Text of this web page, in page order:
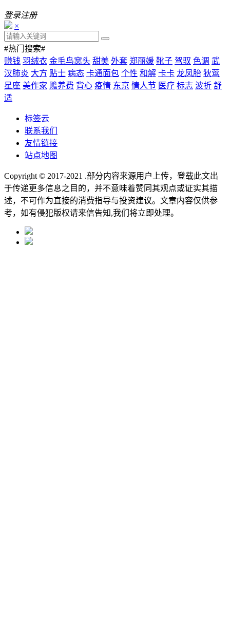
登录注册
×
#热门搜索#
赚钱 羽绒衣 金毛鸟窝头 甜美 外套 郑丽媛 靴子 驾驭 色调 武
汉肺炎 大方 贴士 病态 卡通面包 个性 和解 卡卡 龙凤胎 狄莺
星座 美作家 赡养费 背心 疫情 东京 情人节 医疗 标志 波折 舒
适
标签云
联系我们
友情链接
站点地图
Copyright © 2017-2021 .部分内容来源用户上传，登载此文出
于传递更多信息之目的，并不意味着赞同其观点或证实其描
述，不可作为直接的消费指导与投资建议。文章内容仅供参
考，如有侵犯版权请来信告知,我们将立即处理。